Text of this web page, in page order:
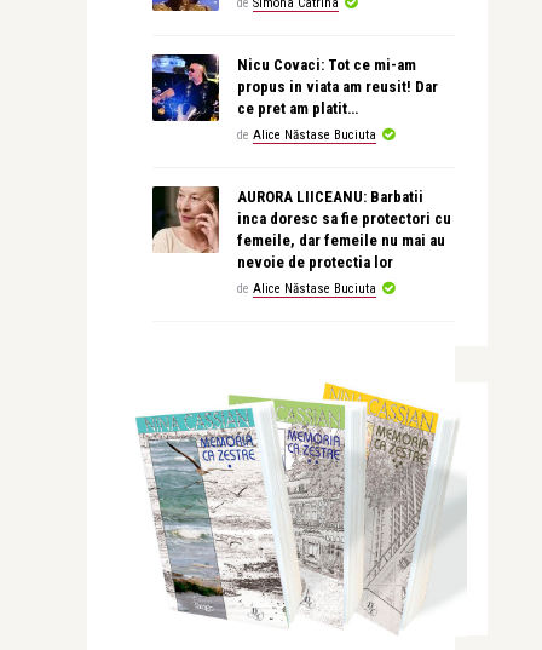
Nicu Covaci: Tot ce mi-am
propus in viata am reusit! Dar
ce pret am platit…
de Alice Năstase Buciuta
AURORA LIICEANU: Barbatii
inca doresc sa fie protectori cu
femeile, dar femeile nu mai au
nevoie de protectia lor
de Alice Năstase Buciuta